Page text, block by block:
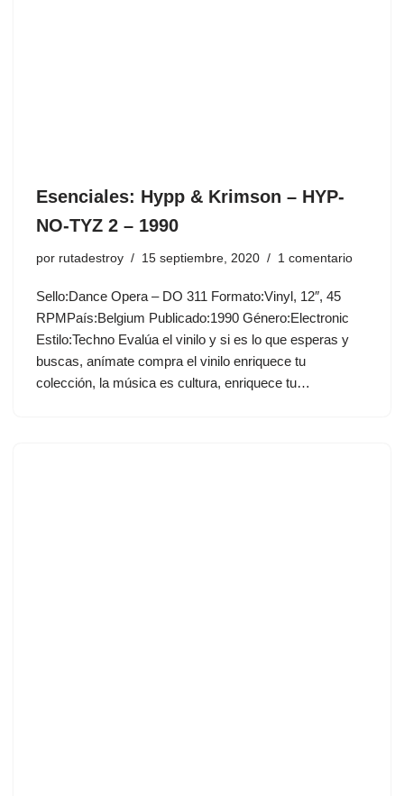
Esenciales: Hypp & Krimson ‎– HYP-
NO-TYZ 2 – 1990
por rutadestroy 15 septiembre, 2020 1 comentario
Sello:Dance Opera ‎– DO 311 Formato:Vinyl, 12″, 45
RPMPaís:Belgium Publicado:1990 Género:Electronic
Estilo:Techno Evalúa el vinilo y si es lo que esperas y
buscas, anímate compra el vinilo enriquece tu
colección, la música es cultura, enriquece tu…